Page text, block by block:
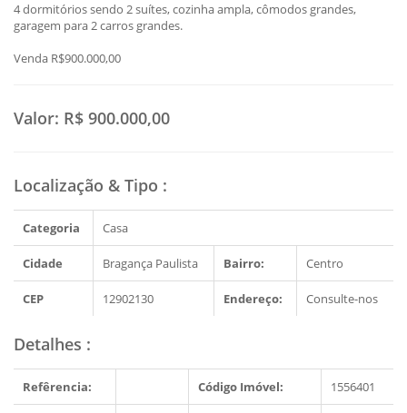
4 dormitórios sendo 2 suítes, cozinha ampla, cômodos grandes,
garagem para 2 carros grandes.
Venda R$900.000,00
Valor: R$ 900.000,00
Localização & Tipo :
Categoria Casa
Cidade Bragança Paulista Bairro: Centro
CEP 12902130 Endereço: Consulte-nos
Detalhes :
Refêrencia: Código Imóvel: 1556401